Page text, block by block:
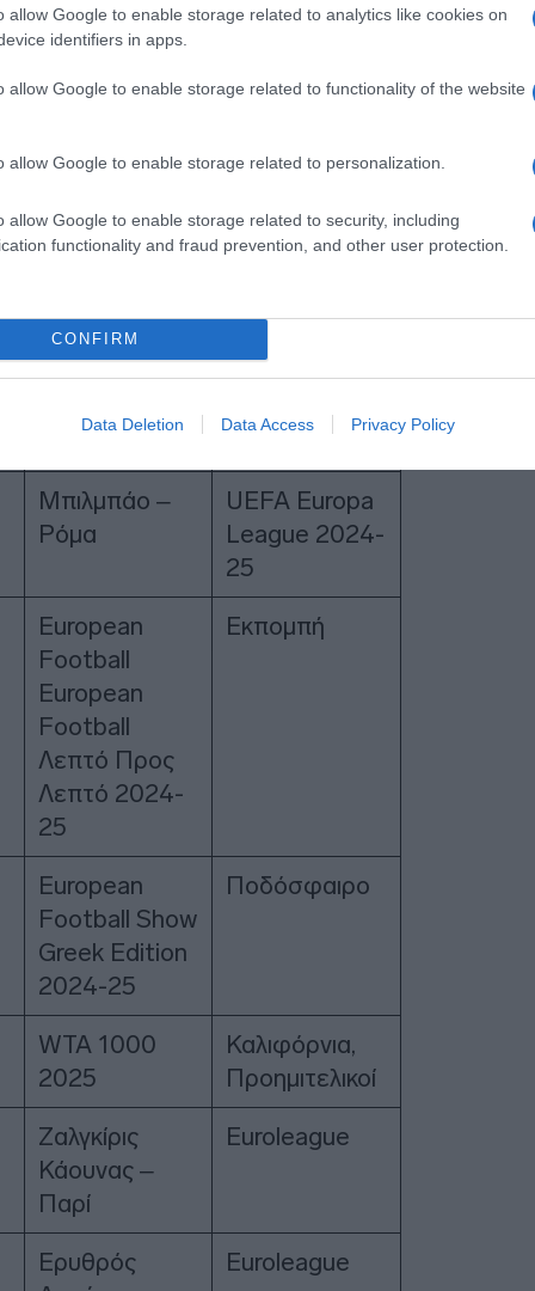
allow Google to enable storage related to analytics like cookies on
identifiers in apps.
allow Google to enable storage related to functionality of the website
allow Google to enable storage related to personalization.
allow Google to enable storage related to security, including
functionality and fraud prevention, and other user protection.
CONFIRM
Data Deletion Data Access Privacy Policy
Πλζεν
25
Ολυμπιακός –
Γκλιμτ
UEFA Europa
25
Τζουργκάρντε
ν – Πάφος
UEFA
Conference
25
Άιντραχτ
UEFA Europa
League 2024-
Μπιλμπάο –
Ρόμα
UEFA Europa
League 2024-
25
European
Football
European
Football
Λεπτό Προς
Λεπτό 2024-
25
Εκπομπή
European
Football Show
Greek Edition
2024-25
Ποδόσφαιρο
WTA 1000
2025
Καλιφόρνια,
Προημιτελικοί
Ζαλγκίρις
Κάουνας –
Παρί
Euroleague
Ερυθρός
Euroleague